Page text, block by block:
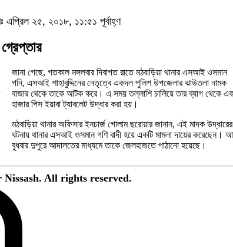
এপ্রিল ২৫, ২০১৮, ১১:৫১ পূর্বাহ্ণ
জানা গেছে, গতকাল মঙ্গলবার দিবাগত রাতে মঠবাড়িয়া থানার এসআই ওসমান
গনি, এসআই শাহাবুদ্দিনের নেতৃত্বে একদল পুলিশ উপজেলার ঝাউতলা নামক
বাজার থেকে তাকে আটক করে। এ সময় তল্লাশি চালিয়ে তার ব্যাগ থেকে এক
হাজার পিস ইয়াবা ট্যাবলেট উদ্ধার করা হয়।
মঠবাড়িয়া থানার অফিসার ইনচার্জ গোলাম ছরোয়ার জানান, এই মাদক উদ্ধারের
ঘটনায় থানার এসআই ওসমান গণি বাদী হয়ে একটি মামলা দায়ের করেছেন। আজ
বুধবার দুপুরে আদালতের মাধ্যমে তাকে জেলহাজতে পাঠানো হয়েছে।
All rights reserved.